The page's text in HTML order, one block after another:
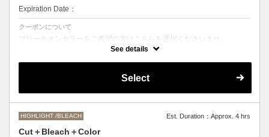
Expiration Date：
クーポンについて
ブリーチオンカラーをご希望の方はこちらを選択くださいませ。
イクロバブルシャンプー込み
で、料金が前後する場合がございます。
現できない場合がございます。
●髪の長さにより別途ロング料金を頂戴いたします。
See details
Select
HIGHLIGHT /BLEACH Est. Duration：Approx. 4 hrs
Cut＋Bleach＋Color